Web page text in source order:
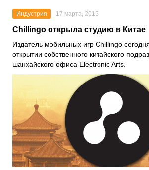
Индустрия 17 марта, 2015
Chillingo открыла студию в Китае
Издатель мобильных игр Chillingo
открытии собственного китайского
шанхайского офиса Electronic Arts.